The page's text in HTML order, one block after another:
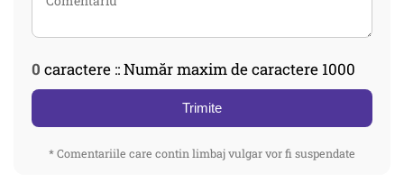
0 caractere :: Număr maxim de caractere 1000
Trimite
* Comentariile care contin limbaj vulgar vor fi suspendate